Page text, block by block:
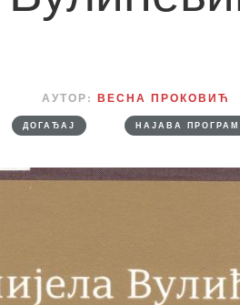
АУТОР: ВЕСНА ПРОКОВИЋ
ДОГАЂАЈ НАЈАВА